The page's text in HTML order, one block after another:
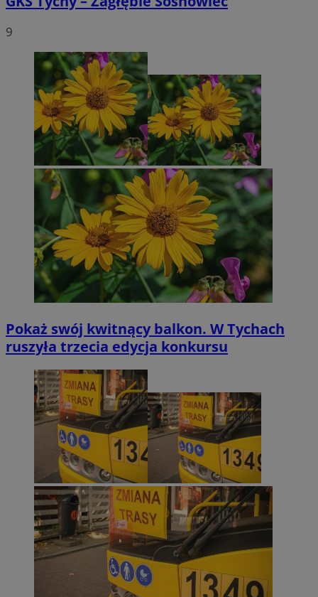
9
Pokaż swój kwitnący balkon. W Tychach
ruszyła trzecia edycja konkursu